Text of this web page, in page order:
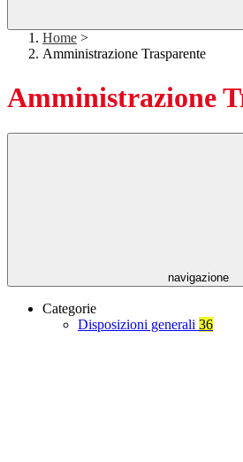
Home >
Amministrazione Trasparente
Amministrazione
navigazione
Categorie
Disposizioni generali 36